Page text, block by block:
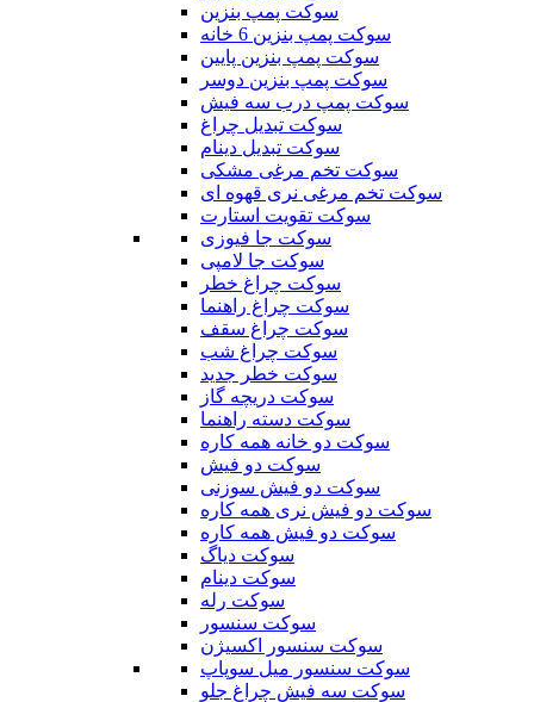
سوکت پمپ بنزین
سوکت پمپ بنزین 6 خانه
سوکت پمپ بنزین پایین
سوکت پمپ بنزین دوسر
سوکت پمپ درب سه فیش
سوکت تبدیل چراغ
سوکت تبدیل دینام
سوکت تخم مرغی مشکی
سوکت تخم مرغی نری قهوه ای
سوکت تقویت استارت
سوکت جا فیوزی
سوکت جا لامپی
سوکت چراغ خطر
سوکت چراغ راهنما
سوکت چراغ سقف
سوکت چراغ شب
سوکت خطر جدید
سوکت دریچه گاز
سوکت دسته راهنما
سوکت دو خانه همه کاره
سوکت دو فیش
سوکت دو فیش سوزنی
سوکت دو فیش نری همه کاره
سوکت دو فیش همه کاره
سوکت دیاگ
سوکت دینام
سوکت رله
سوکت سنسور
سوکت سنسور اکسیژن
سوکت سنسور میل سوپاپ
سوکت سه فیش چراغ جلو